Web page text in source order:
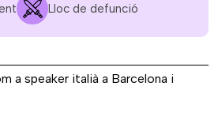
Lloc de defunció
a speaker italià a Barcelona i